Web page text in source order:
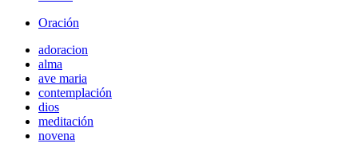
Oración
adoracion
alma
ave maria
contemplación
dios
meditación
novena